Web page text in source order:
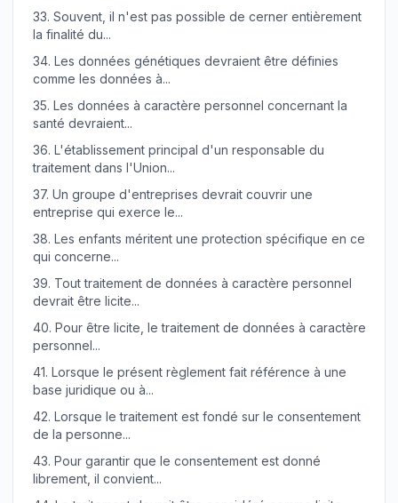
33. Souvent, il n'est pas possible de cerner entièrement
la finalité du...
34. Les données génétiques devraient être définies
comme les données à...
35. Les données à caractère personnel concernant la
santé devraient...
36. L'établissement principal d'un responsable du
traitement dans l'Union...
37. Un groupe d'entreprises devrait couvrir une
entreprise qui exerce le...
38. Les enfants méritent une protection spécifique en ce
qui concerne...
39. Tout traitement de données à caractère personnel
devrait être licite...
40. Pour être licite, le traitement de données à caractère
personnel...
41. Lorsque le présent règlement fait référence à une
base juridique ou à...
42. Lorsque le traitement est fondé sur le consentement
de la personne...
43. Pour garantir que le consentement est donné
librement, il convient...